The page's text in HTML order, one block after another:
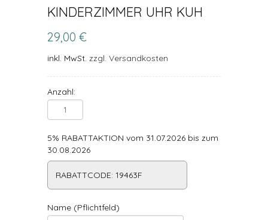
KINDERZIMMER UHR KUH
29,00 €
inkl. MwSt. zzgl. Versandkosten
Anzahl:
5% RABATTAKTION vom 31.07.2026 bis zum
30.08.2026
RABATTCODE: 19463F
Name (Pflichtfeld)